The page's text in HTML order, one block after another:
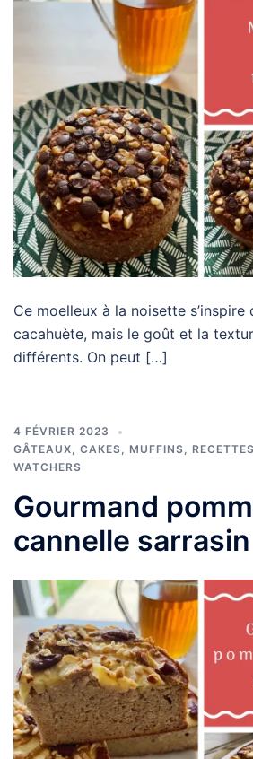
Ce moelleux à la noisette s’inspire
cacahuète, mais le goût et la
différents. On peut […]
4 FÉVRIER 2023
GÂTEAUX, CAKES, MUFFINS
WATCHERS
Gourmand
cannelle sarrasin